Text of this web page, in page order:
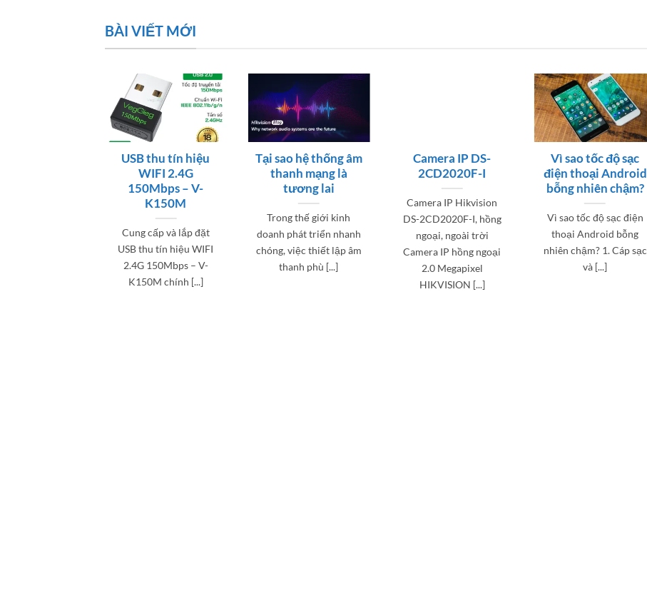
BÀI VIẾT MỚI
USB thu tín hiệu
WIFI 2.4G
150Mbps – V-
K150M
Cung cấp và lắp đặt
USB thu tín hiệu WIFI
2.4G 150Mbps – V-
K150M chính [...]
Tại sao hệ thống âm
thanh mạng là
tương lai
Trong thế giới kinh
doanh phát triển nhanh
chóng, việc thiết lập âm
thanh phù [...]
Camera IP DS-
2CD2020F-I
Camera IP Hikvision
DS-2CD2020F-I, hồng
ngoại, ngoài trời
Camera IP hồng ngoại
2.0 Megapixel
HIKVISION [...]
Vì sao tốc độ sạc
điện thoại Android
bỗng nhiên chậm?
Vì sao tốc độ sạc điện
thoại Android bỗng
nhiên chậm? 1. Cáp sạc
và [...]